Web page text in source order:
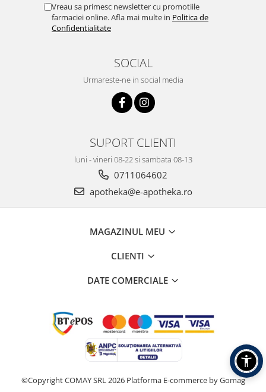
Vreau sa primesc newsletter cu promotiile
farmaciei online. Afla mai multe in Politica de
Confidentialitate
SOCIAL
Urmareste-ne in social media
SUPORT CLIENTI
luni - vineri 08-22 si sambata 08-13
0711064602
apotheka@e-apotheka.ro
MAGAZINUL MEU
CLIENTI
DATE COMERCIALE
©Copyright COMAY SRL 2026 Platforma E-commerce by Gomag